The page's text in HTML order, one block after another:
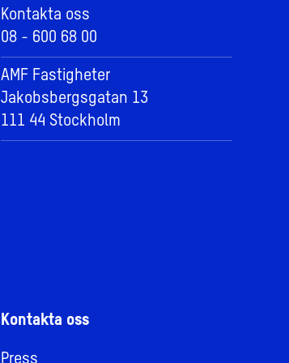
Kontakta oss
08 - 600 68 00
AMF Fastigheter
Jakobsbergsgatan 13
111 44 Stockholm
Kontakta oss
Press